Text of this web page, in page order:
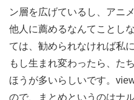
ン層を広げているし、アニ
他人に薦めるなんてことし
ては、勧められなければ私
もし生まれ変わったら、た
ほうが多いらしいです。
ので、まとめというのはナ